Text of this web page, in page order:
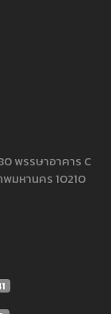
พรรษาอาคาร C
มหานคร 10210